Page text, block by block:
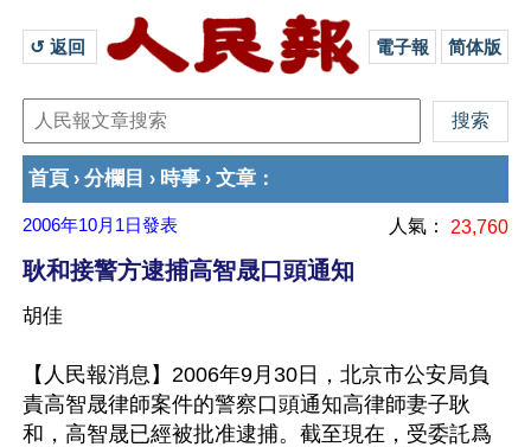
↺ 返回 電子報 简体版
首頁 › 分欄目 › 時事 › 文章 ：
2006年10月1日發表 人氣： 23,760
耿和接警方逮捕高智晟口頭通知
胡佳
【人民報消息】2006年9月30日，北京市公安局負
責高智晟律師案件的警察口頭通知高律師妻子耿
和，高智晟已經被批准逮捕。截至現在，受委託爲